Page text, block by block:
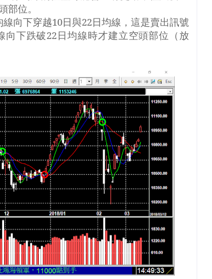
部位。
線向下穿越10日與22日均線，這是賣出訊號
向下跌破22日均線時才建立空頭部位（放